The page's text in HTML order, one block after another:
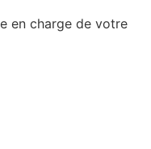
en charge de votre